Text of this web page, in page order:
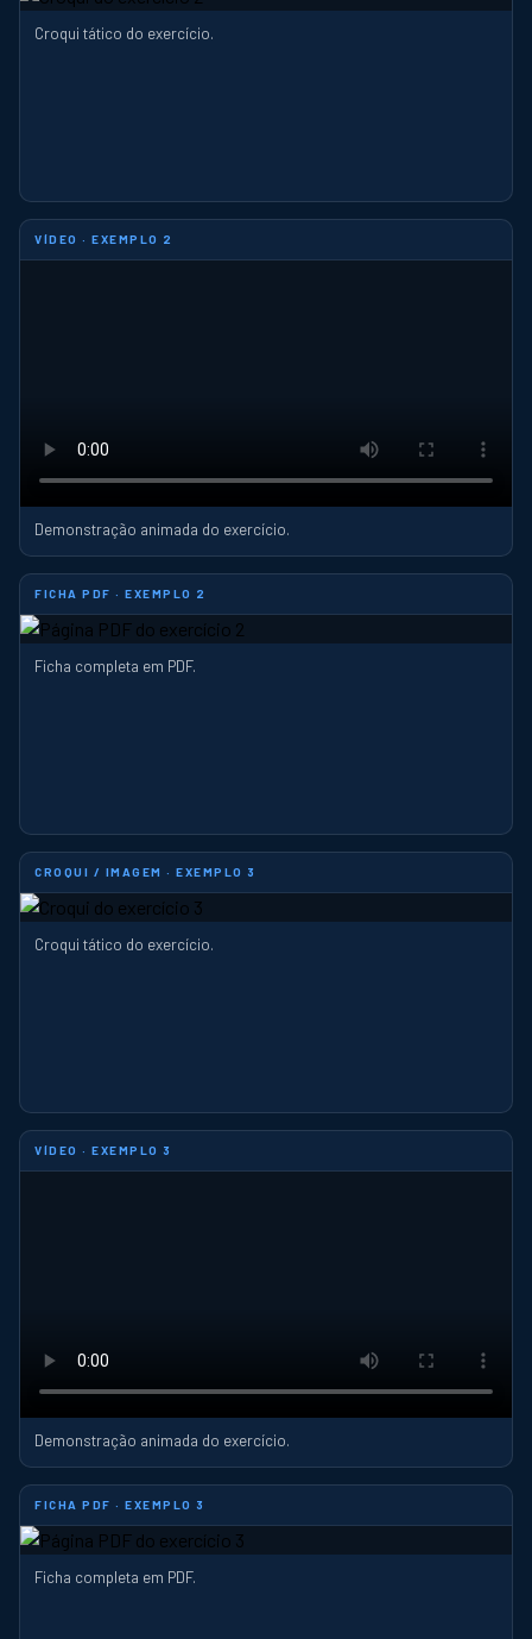
Croqui tático do exercício.
VÍDEO · EXEMPLO 2
Demonstração animada do exercício.
FICHA PDF · EXEMPLO 2
Ficha completa em PDF.
CROQUI / IMAGEM · EXEMPLO 3
Croqui tático do exercício.
VÍDEO · EXEMPLO 3
Demonstração animada do exercício.
FICHA PDF · EXEMPLO 3
Ficha completa em PDF.